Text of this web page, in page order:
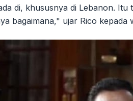
di, khususnya di Lebanon. Itu
bagaimana," ujar Rico